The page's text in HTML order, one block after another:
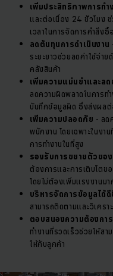
เพิ่มประสิทธิภาพการทำ
และต่อเนื่อง 24 ชั่วโมง
เวลาในการจัดการคำสั่งซื้อ
ลดต้นทุนการดำเนินงาน
ระยะยาวช่วยลดค่าใช้จ่า
คลังสินค้า
เพิ่มความแม่นยำและล
ลดความผิดพลาดในการท
บันทึกข้อมูลผิด ซึ่งส่งผล
เพิ่มความปลอดภัย - ลด
พนักงาน โดยเฉพาะในงา
การทำงานในที่สูง
รองรับการขยายตัวขอ
ต้องการและการเติบโต
โดยไม่ต้องเพิ่มแรงงานม
บริหารจัดการข้อมูลได้
สามารถติดตามและวิเคร
ตอบสนองความต้องกา
ทำงานที่รวดเร็วช่วยให้ส
ให้กับลูกค้า